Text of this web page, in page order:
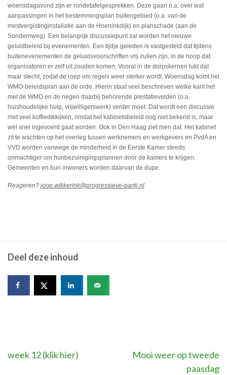
woensdagavond zijn er rondetafelgesprekken. Deze gaan o.a. over wat
aanpassingen in het bestemmingsplan buitengebied (o.a. van de
mestvergistinginstallatie aan de Hoeninkdijk) en planschade (aan de
Sondernweg). Een belangrijk discussiepunt zal worden het nieuwe
geluidbeleid bij evenementen. Een tijdje geleden is vastgesteld dat tijdens
buitenevenementen de geluidsvoorschriften vrij zullen zijn, in de hoop dat
organisatoren er zelf uit zouden komen. Vooral in de dorpskernen lukt dat
maar slecht, zodat de roep om regels weer sterker wordt. Woensdag komt het
WMO-beleidsplan aan de orde. Hierin staat veel beschreven welke kant het
met de WMO en de negen daarbij behorende prestatievelden (o.a.
huishoudelijke hulp, vrijwilligerswerk) verder moet. Dat wordt een discussie
met veel koffiedikkijken, omdat het kabinetsbeleid nog niet bekend is, maar
wel snel ingevoerd gaat worden. Ook in Den Haag ziet men dat. Het kabinet
zit te wachten op het overleg tussen werknemers en werkgevers en PvdA en
VVD worden vanwege de minderheid in de Eerste Kamer steeds
onmachtiger om hunbezuinigingsplannen door de kamers te krijgen.
Gemeenten en hun inwoners worden daarvan de dupe.
Reageren? joop.wikkerink@progressieve-partij.nl
Deel deze inhoud
Bericht
week 12 (klik hier)
Mooi weer op tweede
paasdag